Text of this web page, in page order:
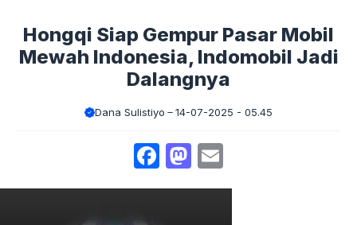
Hongqi Siap Gempur Pasar Mobil
Mewah Indonesia, Indomobil Jadi
Dalangnya
Dana Sulistiyo 14-07-2025 - 05.45
Facebook
Mastodon